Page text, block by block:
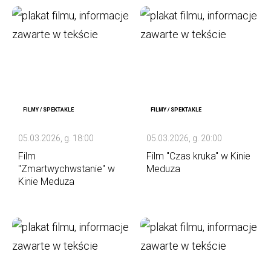
FILMY / SPEKTAKLE
05.03.2026, g. 18:00
Film
"Zmartwychwstanie" w
Kinie Meduza
FILMY / SPEKTAKLE
05.03.2026, g. 20:00
Film "Czas kruka" w Kinie
Meduza